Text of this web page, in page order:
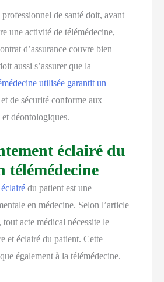
de santé doit, avant
une activité de télémédecine,
d’assurance couvre bien
aussi s’assurer que la
utilisée garantit un
et de sécurité conforme aux
déontologiques.
éclairé du
télémédecine
du patient est une
en médecine. Selon l’article
tout acte médical nécessite le
et éclairé du patient. Cette
également à la télémédecine.